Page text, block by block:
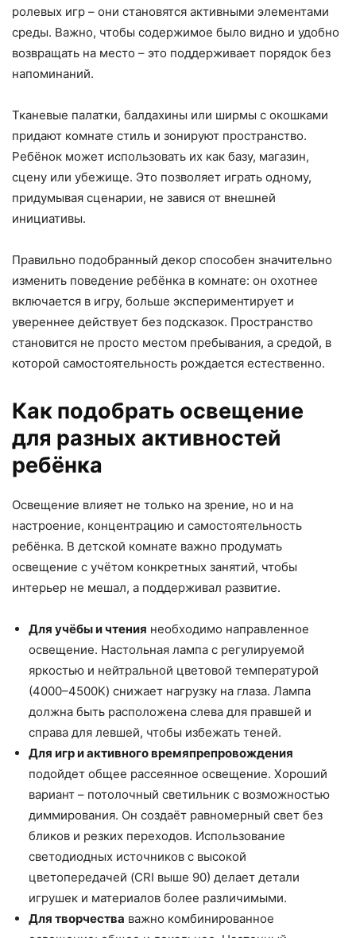
ролевых игр – они становятся активными элементами
среды. Важно, чтобы содержимое было видно и удобно
возвращать на место – это поддерживает порядок без
напоминаний.
Тканевые палатки, балдахины или ширмы с окошками
придают комнате стиль и зонируют пространство.
Ребёнок может использовать их как базу, магазин,
сцену или убежище. Это позволяет играть одному,
придумывая сценарии, не завися от внешней
инициативы.
Правильно подобранный декор способен значительно
изменить поведение ребёнка в комнате: он охотнее
включается в игру, больше экспериментирует и
увереннее действует без подсказок. Пространство
становится не просто местом пребывания, а средой, в
которой самостоятельность рождается естественно.
Как подобрать освещение
для разных активностей
ребёнка
Освещение влияет не только на зрение, но и на
настроение, концентрацию и самостоятельность
ребёнка. В детской комнате важно продумать
освещение с учётом конкретных занятий, чтобы
интерьер не мешал, а поддерживал развитие.
Для учёбы и чтения необходимо направленное
освещение. Настольная лампа с регулируемой
яркостью и нейтральной цветовой температурой
(4000–4500K) снижает нагрузку на глаза. Лампа
должна быть расположена слева для правшей и
справа для левшей, чтобы избежать теней.
Для игр и активного времяпрепровождения
подойдет общее рассеянное освещение. Хороший
вариант – потолочный светильник с возможностью
диммирования. Он создаёт равномерный свет без
бликов и резких переходов. Использование
светодиодных источников с высокой
цветопередачей (CRI выше 90) делает детали
игрушек и материалов более различимыми.
Для творчества важно комбинированное